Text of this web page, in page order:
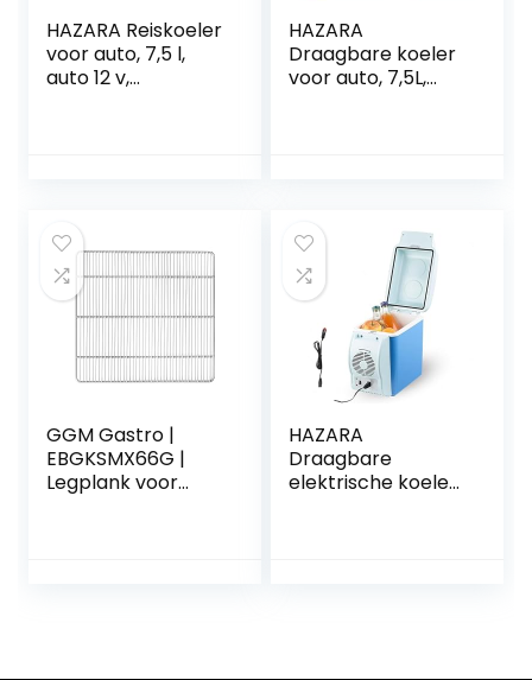
HAZARA Reiskoeler
voor auto, 7,5 l,
auto 12 v,
autokoelkast,
geschikt voor
reizen
HAZARA
Draagbare koeler
voor auto, 7,5L,
auto, gebruikt om
dranken, snacks
op te slaan
GGM Gastro |
EBGKSMX66G |
Legplank voor
HAZARA
Draagbare
elektrische koeler,